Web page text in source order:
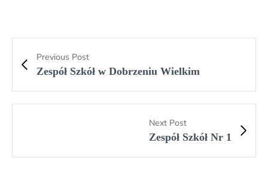
Previous Post
Zespół Szkół w Dobrzeniu Wielkim
Next Post
Zespół Szkół Nr 1